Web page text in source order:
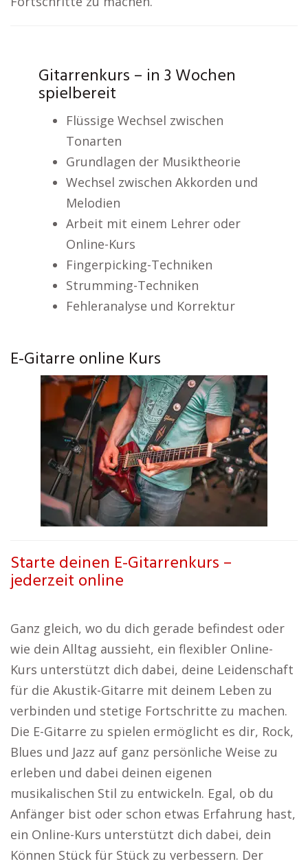
Gitarrenkurs – in 3 Wochen
spielbereit
Flüssige Wechsel zwischen
Tonarten
Grundlagen der Musiktheorie
Wechsel zwischen Akkorden und
Melodien
Arbeit mit einem Lehrer oder
Online-Kurs
Fingerpicking-Techniken
Strumming-Techniken
Fehleranalyse und Korrektur
E-Gitarre online Kurs
Starte deinen E-Gitarrenkurs –
jederzeit online
Ganz gleich, wo du dich gerade befindest oder
wie dein Alltag aussieht, ein flexibler Online-
Kurs unterstützt dich dabei, deine Leidenschaft
für die Akustik-Gitarre mit deinem Leben zu
verbinden und stetige Fortschritte zu machen.
Die E-Gitarre zu spielen ermöglicht es dir, Rock,
Blues und Jazz auf ganz persönliche Weise zu
erleben und dabei deinen eigenen
musikalischen Stil zu entwickeln. Egal, ob du
Anfänger bist oder schon etwas Erfahrung hast,
ein Online-Kurs unterstützt dich dabei, dein
Können Stück für Stück zu verbessern. Der